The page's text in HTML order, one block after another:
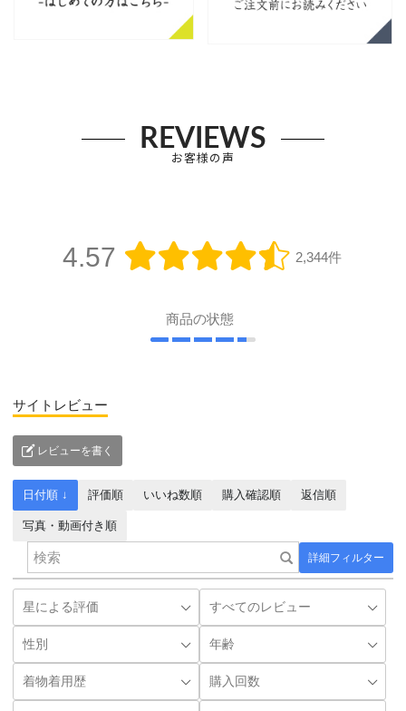
REVIEWS
お客様の声
4.57 2,344件
商品の状態
サイトレビュー
レビューを書く
詳細フィルター
日付順 ↓ 評価順 いいね数順 購入確認順 返信順
写真・動画付き順